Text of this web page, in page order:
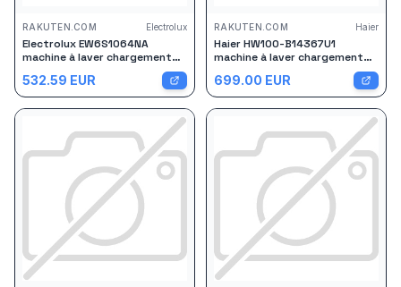
RAKUTEN.COM Electrolux
Electrolux EW6S1064NA
machine à laver chargement
frontal 6 kg 1000 tr/min Blanc
532.59 EUR
RAKUTEN.COM Haier
Haier HW100-B14367U1
machine à laver chargement
Blanc
699.00 EUR